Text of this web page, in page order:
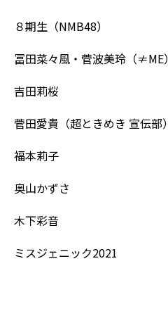
８期生（NMB48）
冨田菜々風・菅波美玲（≠ME）
吉田莉桜
菅田愛貴（超ときめき 宣伝部）
福本莉子
奥山かずさ
木下彩音
ミスジェニック2021